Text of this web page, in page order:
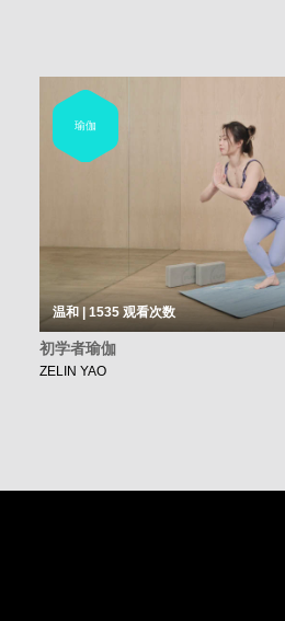
瑜伽
温和 | 1535 观看次数
初学者瑜伽
ZELIN YAO